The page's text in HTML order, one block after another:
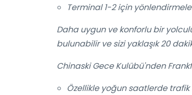
Terminal 1-2 için
Daha uygun ve konforlu bir
bulunabilir ve sizi yaklaşık 20
Chinaski Gece Kulübü'nden
Özellikle yoğun saatlerde trafik